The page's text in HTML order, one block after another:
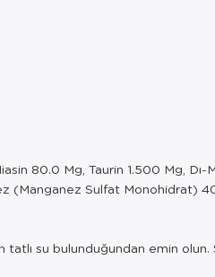
80.0 Mg, Taurin 1.500 Mg,
(Manganez Sulfat
su bulunduğundan emin